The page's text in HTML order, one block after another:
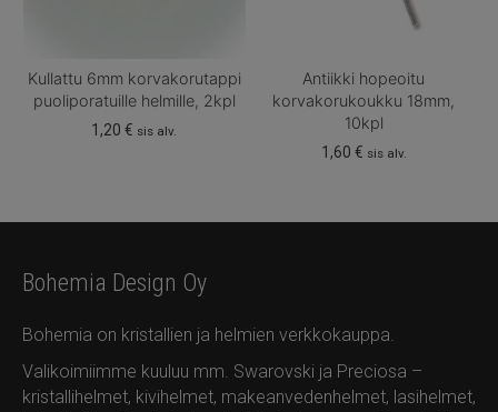
Kullattu 6mm korvakorutappi
puoliporatuille helmille, 2kpl
1,20€ sis alv.
Antiikki hopeoitu
korvakorukoukku 18mm,
10kpl
1,60 € sis alv.
Bohemia Design Oy
Bohemia on kristallien ja helmien verkkokauppa.
Valikoimiimme kuuluu mm. Swarovski ja Preciosa –
kristallihelmet, kivihelmet, makeanvedenhelmet, lasihelmet,